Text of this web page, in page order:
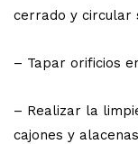
cerrado y circular
– Tapar orificios
– Realizar la
cajones y